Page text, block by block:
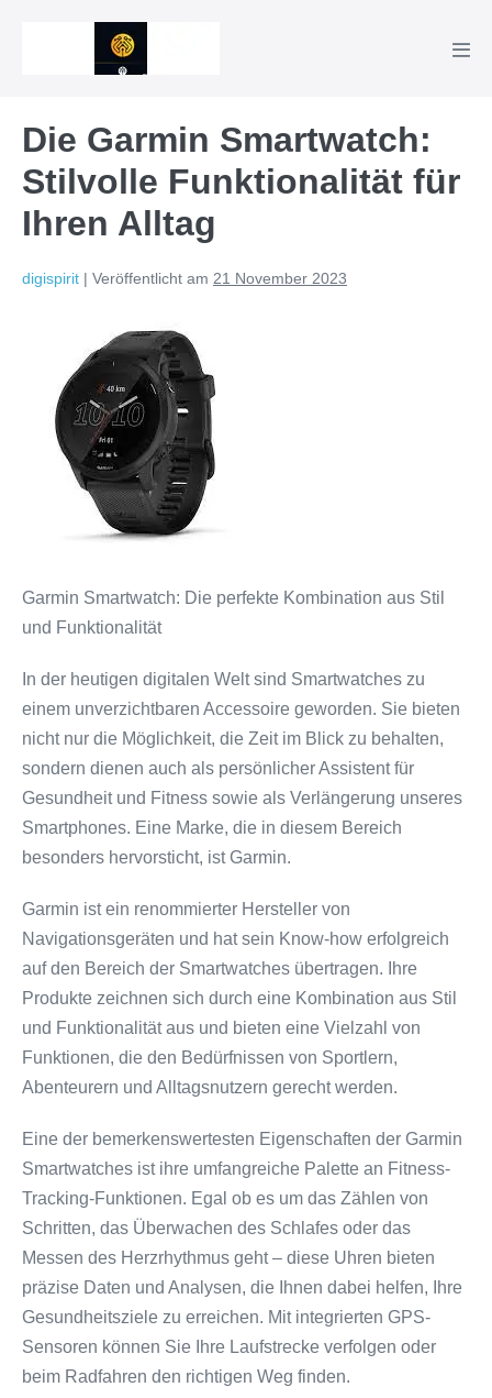
Die Garmin Smartwatch:
Stilvolle Funktionalität für
Ihren Alltag
digispirit | Veröffentlicht am 21 November 2023
Garmin Smartwatch: Die perfekte Kombination aus Stil
und Funktionalität
In der heutigen digitalen Welt sind Smartwatches zu
einem unverzichtbaren Accessoire geworden. Sie bieten
nicht nur die Möglichkeit, die Zeit im Blick zu behalten,
sondern dienen auch als persönlicher Assistent für
Gesundheit und Fitness sowie als Verlängerung unseres
Smartphones. Eine Marke, die in diesem Bereich
besonders hervorsticht, ist Garmin.
Garmin ist ein renommierter Hersteller von
Navigationsgeräten und hat sein Know-how erfolgreich
auf den Bereich der Smartwatches übertragen. Ihre
Produkte zeichnen sich durch eine Kombination aus Stil
und Funktionalität aus und bieten eine Vielzahl von
Funktionen, die den Bedürfnissen von Sportlern,
Abenteurern und Alltagsnutzern gerecht werden.
Eine der bemerkenswertesten Eigenschaften der Garmin
Smartwatches ist ihre umfangreiche Palette an Fitness-
Tracking-Funktionen. Egal ob es um das Zählen von
Schritten, das Überwachen des Schlafes oder das
Messen des Herzrhythmus geht – diese Uhren bieten
präzise Daten und Analysen, die Ihnen dabei helfen, Ihre
Gesundheitsziele zu erreichen. Mit integrierten GPS-
Sensoren können Sie Ihre Laufstrecke verfolgen oder
beim Radfahren den richtigen Weg finden.